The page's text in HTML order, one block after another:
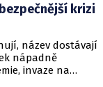
krizi
název dostávají
nápadně
invaze na